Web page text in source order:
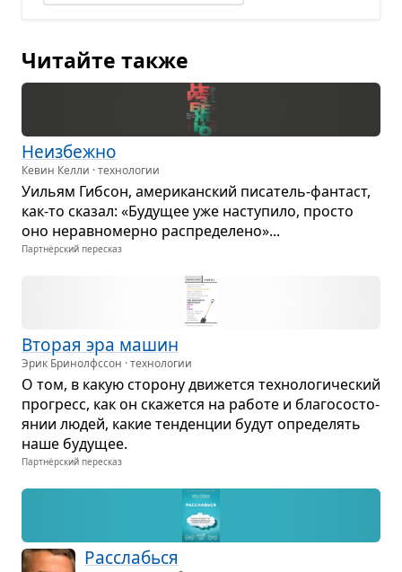
Читайте также
Неиз­бежно
Кевин Келли · технологии
Уильям Гиб­сон, аме­ри­кан­ский писа­тель-фан­таст,
как-то ска­зал: «Буду­щее уже насту­пило, про­сто
оно нерав­но­мерно рас­пре­де­лено»...
Партнёрский пересказ
Вто­рая эра машин
Эрик Бринолфссон · технологии
О том, в какую сто­рону дви­жется тех­но­ло­ги­че­ский
про­гресс, как он ска­жется на работе и бла­го­со­сто­
я­нии людей, какие тен­ден­ции будут опре­де­лять
наше буду­щее.
Партнёрский пересказ
Рас­слабься